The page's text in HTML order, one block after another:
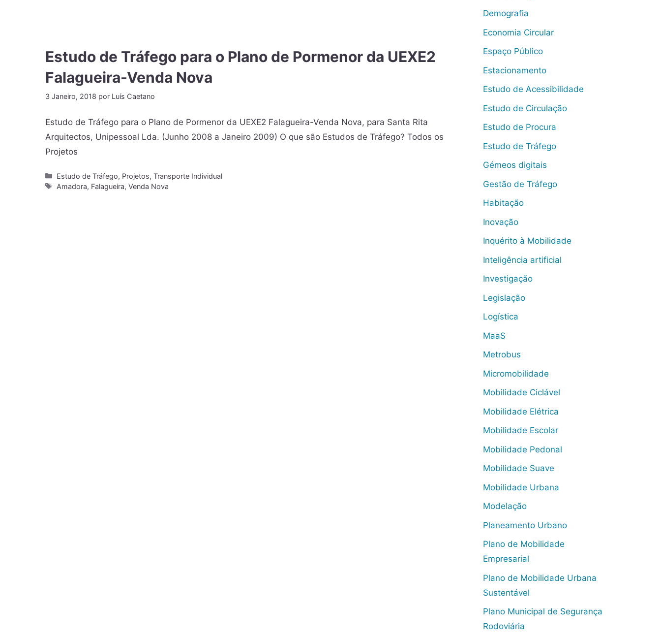
Estudo de Tráfego para o Plano de Pormenor da UEXE2
Falagueira-Venda Nova
3 Janeiro, 2018 por Luís Caetano
Estudo de Tráfego para o Plano de Pormenor da UEXE2 Falagueira-Venda Nova, para Santa Rita
Arquitectos, Unipessoal Lda. (Junho 2008 a Janeiro 2009) O que são Estudos de Tráfego? Todos os
Projetos
Estudo de Tráfego, Projetos,Transporte Individual
Amadora, Falagueira,Venda Nova
Demografia
Economia Circular
Espaço Público
Estacionamento
Estudo de Acessibilidade
Estudo de Circulação
Estudo de Procura
Estudo de Tráfego
Gémeos digitais
Gestão de Tráfego
Habitação
Inovação
Inquérito à Mobilidade
Inteligência artificial
Investigação
Legislação
Logística
MaaS
Metrobus
Micromobilidade
Mobilidade Ciclável
Mobilidade Elétrica
Mobilidade Escolar
Mobilidade Pedonal
Mobilidade Suave
Mobilidade Urbana
Modelação
Planeamento Urbano
Plano de Mobilidade
Empresarial
Plano de Mobilidade Urbana
Sustentável
Plano Municipal de Segurança
Rodoviária